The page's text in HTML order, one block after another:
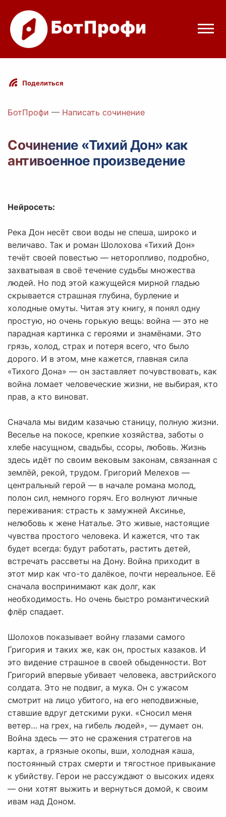
Режимы бота
Цены
Вход с Telegram
Поделиться
БотПрофи — Написать сочинение
Сочинение «Тихий Дон» как
антивоенное произведение
Нейросеть:
Река Дон несёт свои воды не спеша, широко и
величаво. Так и роман Шолохова «Тихий Дон»
течёт своей повестью — неторопливо, подробно,
захватывая в своё течение судьбы множества
людей. Но под этой кажущейся мирной гладью
скрывается страшная глубина, бурление и
холодные омуты. Читая эту книгу, я понял одну
простую, но очень горькую вещь: война — это не
парадная картинка с героями и знамёнами. Это
грязь, холод, страх и потеря всего, что было
дорого. И в этом, мне кажется, главная сила
«Тихого Дона» — он заставляет почувствовать, как
война ломает человеческие жизни, не выбирая, кто
прав, а кто виноват.
Сначала мы видим казачью станицу, полную жизни.
Веселье на покосе, крепкие хозяйства, заботы о
хлебе насущном, свадьбы, ссоры, любовь. Жизнь
здесь идёт по своим вековым законам, связанная с
землёй, рекой, трудом. Григорий Мелехов —
центральный герой — в начале романа молод,
полон сил, немного горяч. Его волнуют личные
переживания: страсть к замужней Аксинье,
нелюбовь к жене Наталье. Это живые, настоящие
чувства простого человека. И кажется, что так
будет всегда: будут работать, растить детей,
встречать рассветы на Дону. Война приходит в
этот мир как что-то далёкое, почти нереальное. Её
сначала воспринимают как долг, как
необходимость. Но очень быстро романтический
флёр спадает.
Шолохов показывает войну глазами самого
Григория и таких же, как он, простых казаков. И
это видение страшное в своей обыденности. Вот
Григорий впервые убивает человека, австрийского
солдата. Это не подвиг, а мука. Он с ужасом
смотрит на лицо убитого, на его неподвижные,
ставшие вдруг детскими руки. «Сносил меня
ветер… на грех, на гибель людей», — думает он.
Война здесь — это не сражения стратегов на
картах, а грязные окопы, вши, холодная каша,
постоянный страх смерти и тягостное привыкание
к убийству. Герои не рассуждают о высоких идеях
— они хотят выжить и вернуться домой, к своим
ивам над Доном.